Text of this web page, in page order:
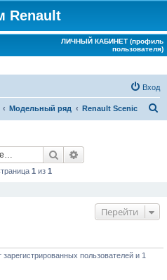
Renault
ЛИЧНЫЙ КАБИНЕТ (профиль
пользователя)
Вход
Модельный ряд Renault Scenic
Поиск
1 из 1
Перейти
пользователей и 1